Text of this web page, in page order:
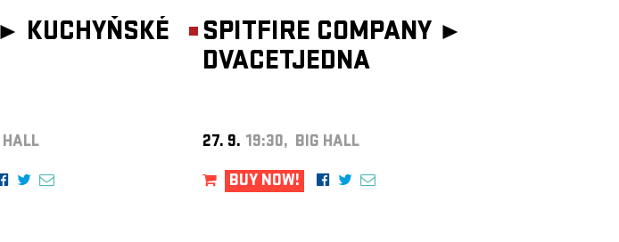
KUCHYŇSKÉ
SPITFIRE COMPANY ►
DVACETJEDNA
27. 9. 19:30, BIG HALL
BUY NOW!